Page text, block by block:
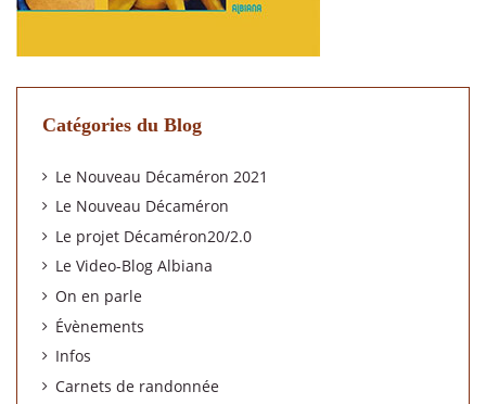
Catégories du Blog
Le Nouveau Décaméron 2021
Le Nouveau Décaméron
Le projet Décaméron20/2.0
Le Video-Blog Albiana
On en parle
Évènements
Infos
Carnets de randonnée